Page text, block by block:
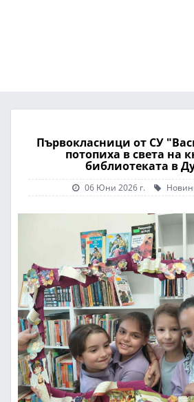
Първокласници от СУ
потопиха в света на
библиотеката в
06 Юни 2026 г.